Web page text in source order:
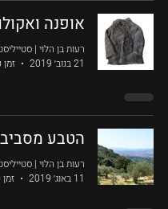
אופנה
רעות בן הלוי |
21 בנוב׳ 2019
זמן
הטבע
רעות בן הלוי |
11 באוג׳ 2019
זמן